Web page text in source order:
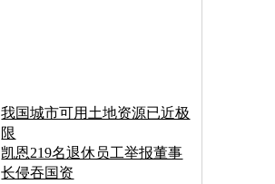
我国城市可用土地资源已近极
限
凯恩219名退休员工举报董事
长侵吞国资